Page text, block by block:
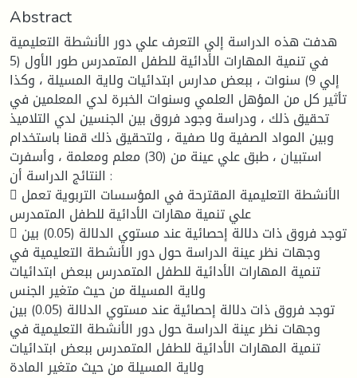
Abstract
هدفت هذه الدراسة إلي التعرف علي دور الأنشطة التعليمية
في تنمية المهارات الأدائية للطفل المتمدرس طور الأول (5
إلي 9) سنوات ، ببعض مدارس ابتدائيات ولاية المسيلة ، وكذا
تأثير كل من المؤهل العلمي وسنوات الخبرة لدي المعلمين في
تحقيق ذلك ، ودراسة وجود فروق بين الجنسين لدي التلاميذ
وبين المواد الصفية ولا صفية ، ولتحقيق ذلك قمنا باستخدام
استبيان ، طبق علي عينة من (30) معلم ومعلمة ، وأسفرت
النتائج الدراسة أن :
 الأنشطة التعليمية المقترحة في المؤسسات التربوية تعمل
علي تنمية مهارات الأدائية للطفل المتمدرس
 توجد فروق ذات دلالة إحصائية عند مستوي الدلالة (0.05) بين
وجهات نظر عينة الدراسة حول دور الأنشطة التعليمية في
تنمية المهارات الأدائية للطفل المتمدرس ببعض ابتدائيات
ولاية المسيلة من حيث متغير الجنس
توجد فروق ذات دلالة إحصائية عند مستوي الدلالة (0.05) بين
وجهات نظر عينة الدراسة حول دور الأنشطة التعليمية في
تنمية المهارات الأدائية للطفل المتمدرس ببعض ابتدائيات
ولاية المسيلة من حيث متغير المادة